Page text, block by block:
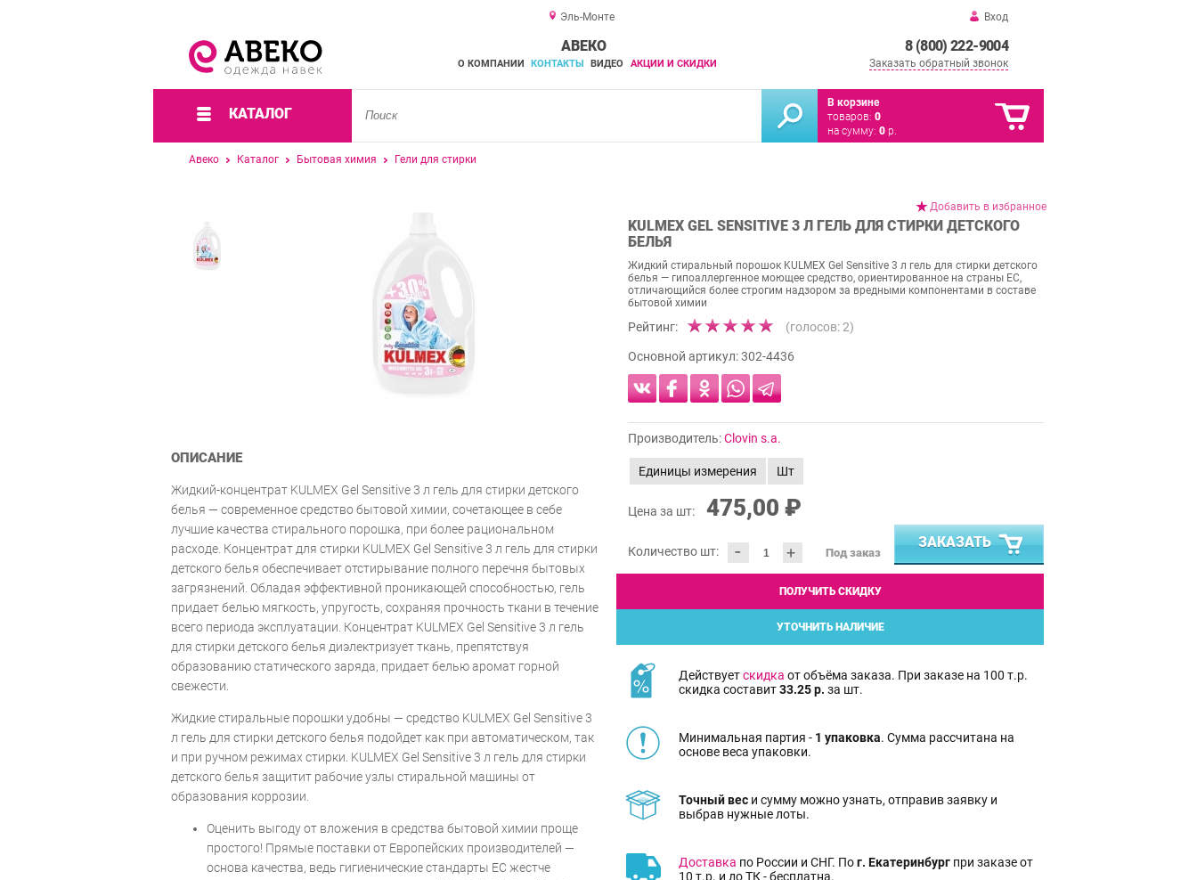
Эль-Монте Вход
8 (800) 222-9004
Заказать обратный звонок
АВЕКО
О КОМПАНИИ КОНТАКТЫ ВИДЕО АКЦИИ И СКИДКИ
КАТАЛОГ
В корзине
товаров: 0
на сумму: 0 р.
Авеко Каталог Бытовая химия Гели для стирки
Добавить в избранное
KULMEX GEL SENSITIVE 3 Л ГЕЛЬ ДЛЯ СТИРКИ ДЕТСКОГО
БЕЛЬЯ
Жидкий стиральный порошок KULMEX Gel Sensitive 3 л гель для стирки детского
белья — гипоаллергенное моющее средство, ориентированное на страны ЕС,
отличающийся более строгим надзором за вредными компонентами в составе
бытовой химии
Рейтинг: (голосов:2)
Основной артикул:302-4436
Производитель:Clovin s.a.
Единицы измерения Шт
Цена за шт: 475,00 ₽
Количество шт: - + Под заказ
ЗАКАЗАТЬ
ПОЛУЧИТЬ СКИДКУ
УТОЧНИТЬ НАЛИЧИЕ
Действуетскидка от объёма заказа. При заказе на 100 т.р.
скидка составит33.25 р. за шт.
Минимальная партия - 1 упаковка. Сумма рассчитана на
основе веса упаковки.
Точный вес и сумму можно узнать, отправив заявку и
выбрав нужные лоты.
Доставка по России и СНГ. Пог. Екатеринбург при заказе от
10 т.р. и до ТК - бесплатна.
ОПИСАНИЕ
Жидкий-концентрат KULMEX Gel Sensitive 3 л гель для стирки детского
белья — современное средство бытовой химии, сочетающее в себе
лучшие качества стирального порошка, при более рациональном
расходе. Концентрат для стирки KULMEX Gel Sensitive 3 л гель для стирки
детского белья обеспечивает отстирывание полного перечня бытовых
загрязнений. Обладая эффективной проникающей способностью, гель
придает белью мягкость, упругость, сохраняя прочность ткани в течение
всего периода эксплуатации. Концентрат KULMEX Gel Sensitive 3 л гель
для стирки детского белья диэлектризует ткань, препятствуя
образованию статического заряда, придает белью аромат горной
свежести.
Жидкие стиральные порошки удобны — средство KULMEX Gel Sensitive 3
л гель для стирки детского белья подойдет как при автоматическом, так
и при ручном режимах стирки. KULMEX Gel Sensitive 3 л гель для стирки
детского белья защитит рабочие узлы стиральной машины от
образования коррозии.
Оценить выгоду от вложения в средства бытовой химии проще
простого! Прямые поставки от Европейских производителей —
основа качества, ведь гигиенические стандарты ЕС жестче